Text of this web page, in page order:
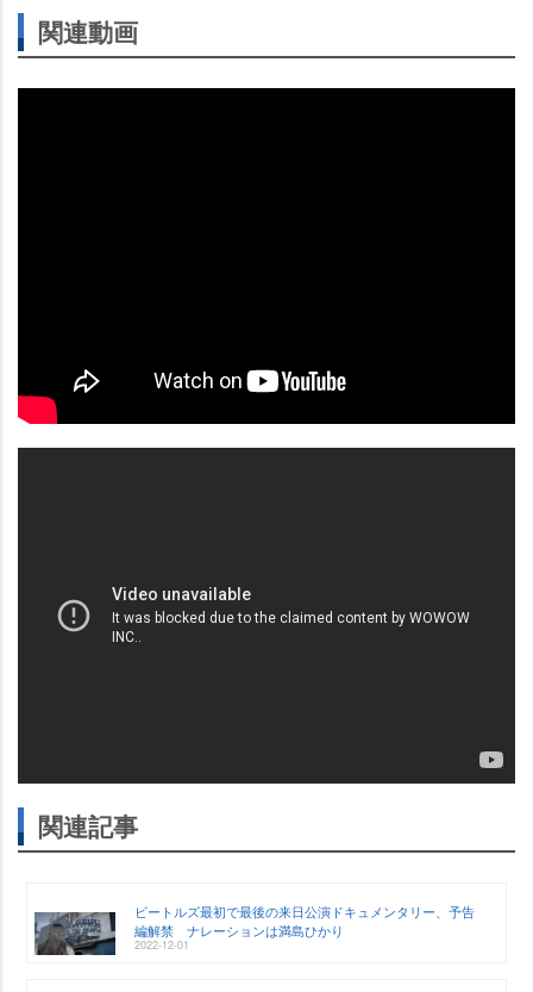
関連動画
関連記事
ビートルズ最初で最後の来日公演ドキュメンタリー、予告
編解禁 ナレーションは満島ひかり
2022-12-01